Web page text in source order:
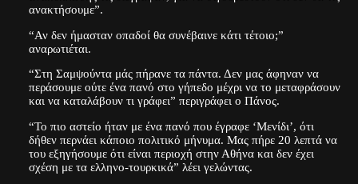
ανακτήσουμε”.
“Αν δεν ήμασταν οπαδοί θα συνέβαινε κάτι τέτοιο;”
αναρωτιέται.
“Στη Σαμψούντα μάς πήρανε τα πάντα. Δεν μας άφηναν να
περάσουμε ούτε ένα πανό στο γήπεδο μέχρι να το μεταφράσουν
και να καταλάβουν τι γράφει” περιγράφει ο Πάνος.
“Το πιο αστείο ήταν με ένα πανό που έγραφε ‘Μενίδι’, ότι
δήθεν περνάει κάποιο πολιτικό μήνυμα. Μας πήρε 20 λεπτά να
του εξηγήσουμε ότι είναι περιοχή στην Αθήνα και δεν έχει
σχέση με τα ελληνο-τουρκικά” λέει γελώντας.